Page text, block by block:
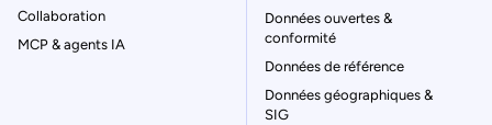
Collaboration
MCP & agents IA
Données ouvertes &
conformité
Données de référence
Données géographiques &
SIG